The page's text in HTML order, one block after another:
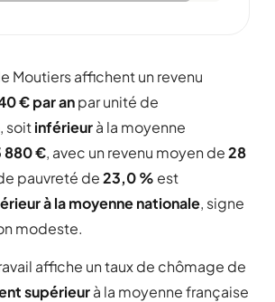
Moutiers affichent un revenu
€ par anpar unité de
soitinférieurà la moyenne
880 €, avec un revenu moyen de28
pauvreté de23,0 % est
à la moyenne nationale, signe
modeste.
affiche un taux de chômage de
supérieurà la moyenne française